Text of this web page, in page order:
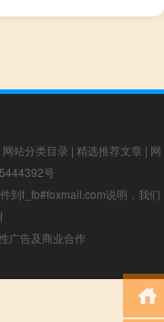
网站分类目录 | 精选推荐文章 | 网
号
到f_fb#foxmail.com说明，我们
广告及商业合作